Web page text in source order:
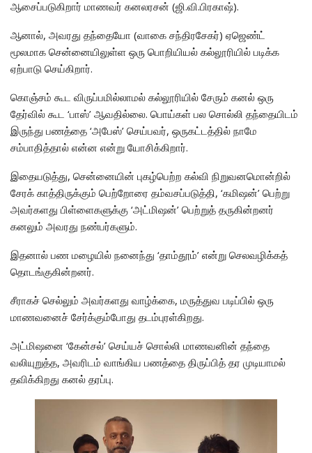
ஆசைப்படுகிறார் மாணவர் கனலரசன் (ஜி.வி.பிரகாஷ்).
ஆனால், அவரது தந்தையோ (வாகை சந்திரசேகர்) ஏஜெண்ட்
மூலமாக சென்னையிலுள்ள ஒரு பொறியியல் கல்லூரியில் படிக்க
ஏற்பாடு செய்கிறார்.
கொஞ்சம் கூட விருப்பமில்லாமல் கல்லூரியில் சேரும் கனல் ஒரு
தேர்வில் கூட ‘பாஸ்’ ஆவதில்லை. பொய்கள் பல சொல்லி தந்தையிடம்
இருந்து பணத்தை ‘அபேஸ்’ செய்பவர், ஒருகட்டத்தில் நாமே
சம்பாதித்தால் என்ன என்று யோசிக்கிறார்.
இதையடுத்து, சென்னையின் புகழ்பெற்ற கல்வி நிறுவனமொன்றில்
சேரக் காத்திருக்கும் பெற்றோரை தம்வசப்படுத்தி, ‘கமிஷன்’ பெற்று
அவர்களது பிள்ளைகளுக்கு ‘அட்மிஷன்’ பெற்றுத் தருகின்றனர்
கனலும் அவரது நண்பர்களும்.
இதனால் பண மழையில் நனைந்து ‘தாம்தூம்’ என்று செலவழிக்கத்
தொடங்குகின்றனர்.
சீராகச் செல்லும் அவர்களது வாழ்க்கை, மருத்துவ படிப்பில் ஒரு
மாணவனைச் சேர்க்கும்போது தடம்புரள்கிறது.
அட்மிஷனை ‘கேன்சல்’ செய்யச் சொல்லி மாணவனின் தந்தை
வலியுறுத்த, அவரிடம் வாங்கிய பணத்தை திருப்பித் தர முடியாமல்
தவிக்கிறது கனல் தரப்பு.